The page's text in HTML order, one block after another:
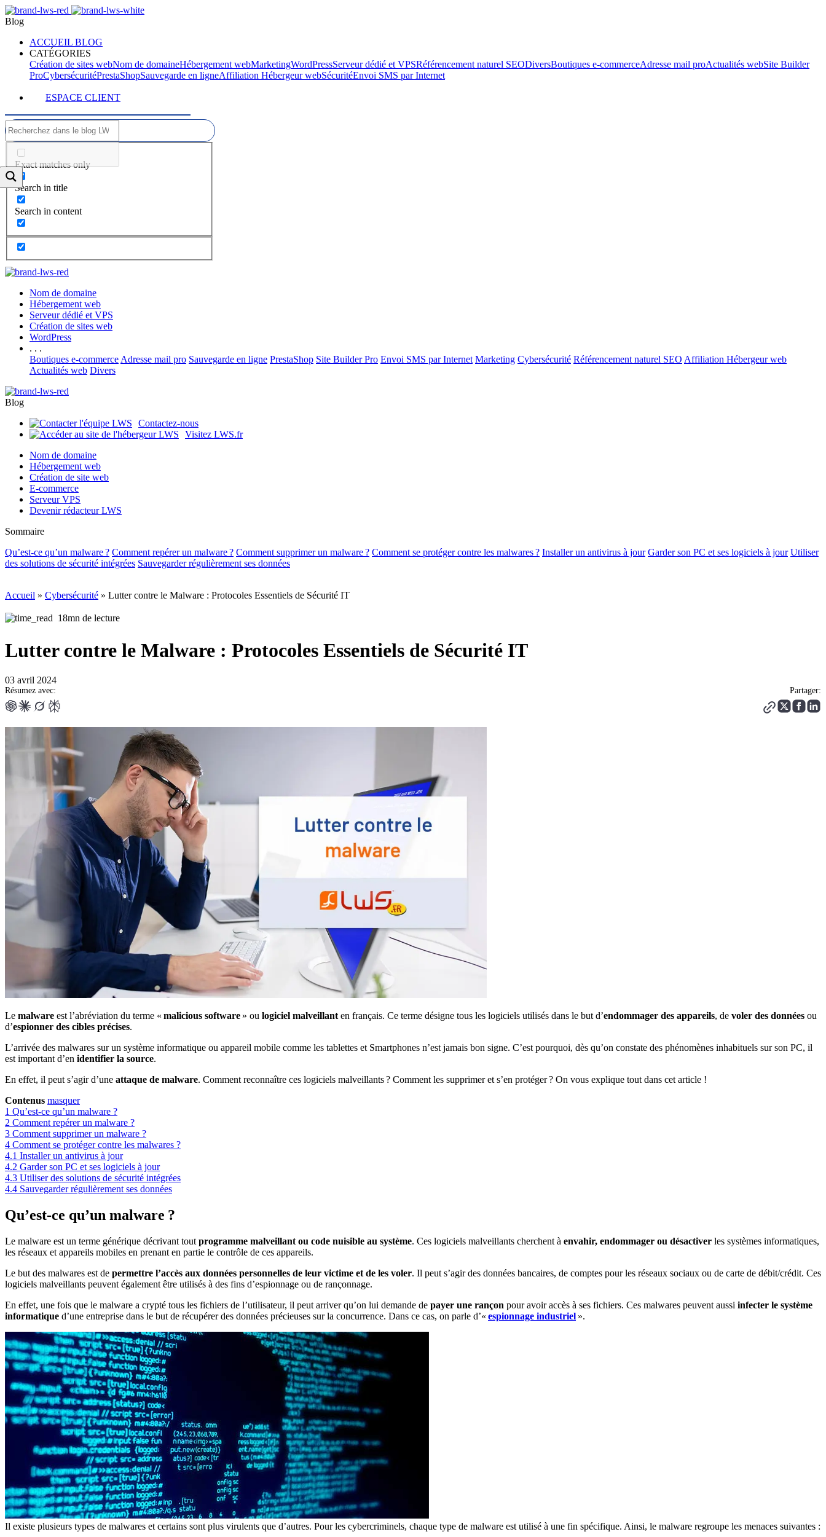
Blog
ACCUEIL BLOG
CATÉGORIES
Création de sites webNom de domaineHébergement webMarketingWordPressServeur dédié et VPSRéférencement naturel SEODiversBoutiques e-commerceAdresse mail proActualités webSite Builder
ProCybersécuritéPrestaShopSauvegarde en ligneAffiliation Hébergeur webSécuritéEnvoi SMS par Internet
ESPACE CLIENT
Exact matches only
Search in title
Search in content
Nom de domaine
Hébergement web
Serveur dédié et VPS
Création de sites web
WordPress
. . .
Boutiques e-commerce Adresse mail pro Sauvegarde en ligne PrestaShop Site Builder Pro Envoi SMS par Internet Marketing Cybersécurité Référencement naturel SEO Affiliation Hébergeur web
Actualités web Divers
Blog
Contactez-nous
Visitez LWS.fr
Nom de domaine
Hébergement web
Création de site web
E-commerce
Serveur VPS
Devenir rédacteur LWS
Sommaire
Qu’est-ce qu’un malware ? Comment repérer un malware ? Comment supprimer un malware ? Comment se protéger contre les malwares ? Installer un antivirus à jour Garder son PC et ses logiciels à jour Utiliser
des solutions de sécurité intégrées Sauvegarder régulièrement ses données
Accueil » Cybersécurité » Lutter contre le Malware : Protocoles Essentiels de Sécurité IT
18mn de lecture
Lutter contre le Malware : Protocoles Essentiels de Sécurité IT
03 avril 2024
Résumez avec: Partager:
Le malware est l’abréviation du terme « malicious software » ou logiciel malveillant en français. Ce terme désigne tous les logiciels utilisés dans le but d’endommager des appareils, de voler des données ou
d’espionner des cibles précises.
L’arrivée des malwares sur un système informatique ou appareil mobile comme les tablettes et Smartphones n’est jamais bon signe. C’est pourquoi, dès qu’on constate des phénomènes inhabituels sur son PC, il
est important d’en identifier la source.
En effet, il peut s’agir d’une attaque de malware. Comment reconnaître ces logiciels malveillants ? Comment les supprimer et s’en protéger ? On vous explique tout dans cet article !
Contenus masquer
1 Qu’est-ce qu’un malware ?
2 Comment repérer un malware ?
3 Comment supprimer un malware ?
4 Comment se protéger contre les malwares ?
4.1 Installer un antivirus à jour
4.2 Garder son PC et ses logiciels à jour
4.3 Utiliser des solutions de sécurité intégrées
4.4 Sauvegarder régulièrement ses données
Qu’est-ce qu’un malware ?
Le malware est un terme générique décrivant tout programme malveillant ou code nuisible au système. Ces logiciels malveillants cherchent à envahir, endommager ou désactiver les systèmes informatiques,
les réseaux et appareils mobiles en prenant en partie le contrôle de ces appareils.
Le but des malwares est de permettre l’accès aux données personnelles de leur victime et de les voler. Il peut s’agir des données bancaires, de comptes pour les réseaux sociaux ou de carte de débit/crédit. Ces
logiciels malveillants peuvent également être utilisés à des fins d’espionnage ou de rançonnage.
En effet, une fois que le malware a crypté tous les fichiers de l’utilisateur, il peut arriver qu’on lui demande de payer une rançon pour avoir accès à ses fichiers. Ces malwares peuvent aussi infecter le système
informatique d’une entreprise dans le but de récupérer des données précieuses sur la concurrence. Dans ce cas, on parle d’« espionnage industriel ».
Il existe plusieurs types de malwares et certains sont plus virulents que d’autres. Pour les cybercriminels, chaque type de malware est utilisé à une fin spécifique. Ainsi, le malware regroupe les menaces suivantes :